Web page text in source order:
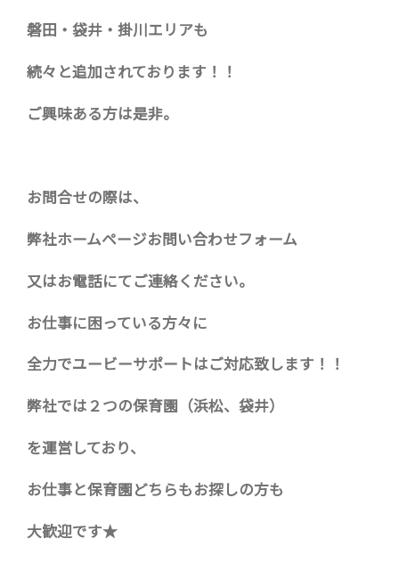
磐田・袋井・掛川エリアも
続々と追加されております！！
ご興味ある方は是非。
お問合せの際は、
弊社ホームページお問い合わせフォーム
又はお電話にてご連絡ください。
お仕事に困っている方々に
全力でユービーサポートはご対応致します！！
弊社では２つの保育園（浜松、袋井）
を運営しており、
お仕事と保育園どちらもお探しの方も
大歓迎です★